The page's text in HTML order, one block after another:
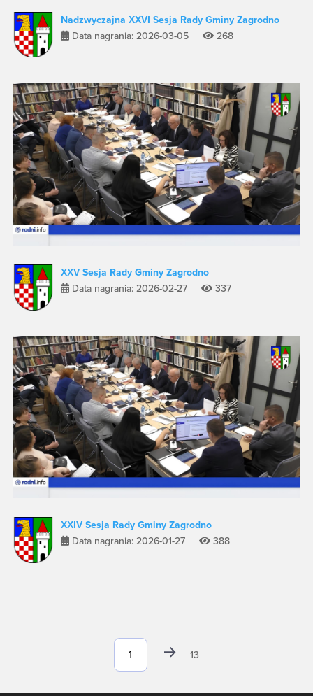
Nadzwyczajna XXVI Sesja Rady Gminy Zagrodno
Data nagrania: 2026-03-05
268
XXV Sesja Rady Gminy Zagrodno
Data nagrania: 2026-02-27
337
XXIV Sesja Rady Gminy Zagrodno
Data nagrania: 2026-01-27
388
13